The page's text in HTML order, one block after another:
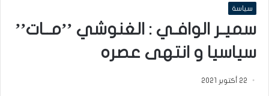
سياسة
سميـر الوافـي : الغنوشي ’’مــات’’
سياسيا و انتهى عصره
22 أكتوبر 2021